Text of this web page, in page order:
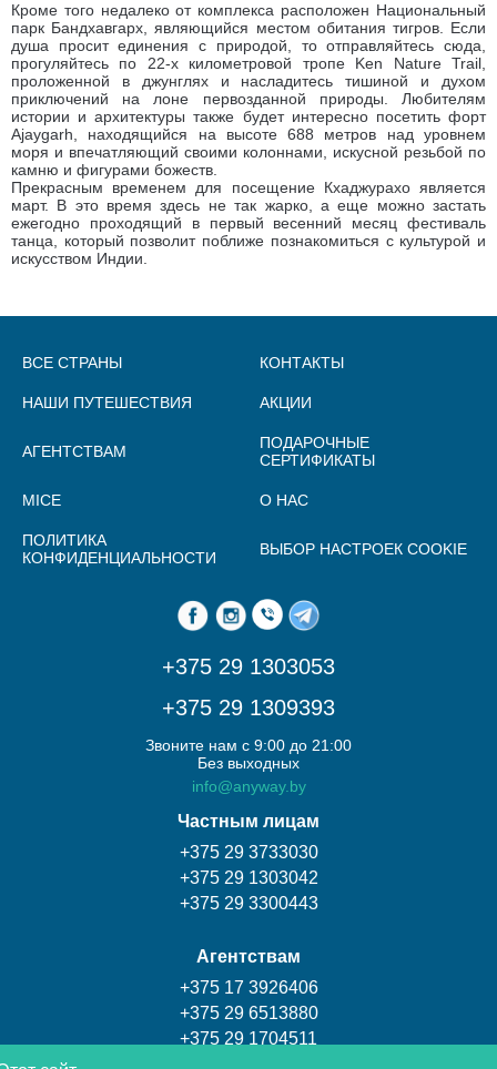
Кроме того недалеко от комплекса расположен Национальный
парк Бандхавгарх, являющийся местом обитания тигров. Если
душа просит единения с природой, то отправляйтесь сюда,
прогуляйтесь по 22-х километровой тропе Ken Nature Trail,
проложенной в джунглях и насладитесь тишиной и духом
приключений на лоне первозданной природы. Любителям
истории и архитектуры также будет интересно посетить форт
Ajaygarh, находящийся на высоте 688 метров над уровнем
моря и впечатляющий своими колоннами, искусной резьбой по
камню и фигурами божеств.
Прекрасным временем для посещение Кхаджурахо является
март. В это время здесь не так жарко, а еще можно застать
ежегодно проходящий в первый весенний месяц фестиваль
танца, который позволит поближе познакомиться с культурой и
искусством Индии.
ВСЕ СТРАНЫ КОНТАКТЫ
НАШИ ПУТЕШЕСТВИЯ АКЦИИ
АГЕНТСТВАМ
ПОДАРОЧНЫЕ
СЕРТИФИКАТЫ
MICE О НАС
ПОЛИТИКА
КОНФИДЕНЦИАЛЬНОСТИ
ВЫБОР НАСТРОЕК COOKIE
+375 29 1303053
+375 29 1309393
Звоните нам с 9:00 до 21:00
Без выходных
info@anyway.by
Частным лицам
+375 29 3733030
+375 29 1303042
+375 29 3300443
Агентствам
+375 17 3926406
+375 29 6513880
+375 29 1704511